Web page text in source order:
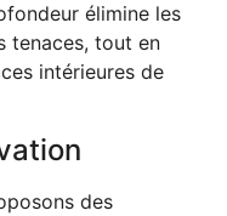
élimine les
tenaces, tout en
intérieures de
des